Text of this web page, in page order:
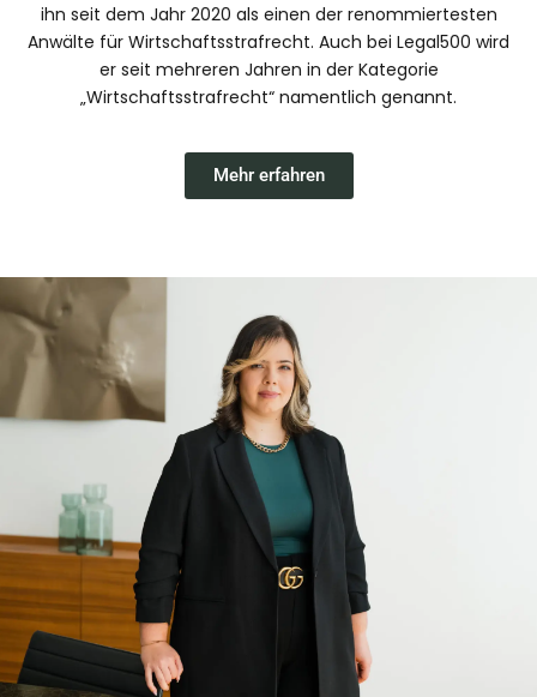
ihn seit dem Jahr 2020 als einen der renommiertesten
Anwälte für Wirtschaftsstrafrecht. Auch bei Legal500 wird
er seit mehreren Jahren in der Kategorie
„Wirtschaftsstrafrecht“ namentlich genannt.
Mehr erfahren